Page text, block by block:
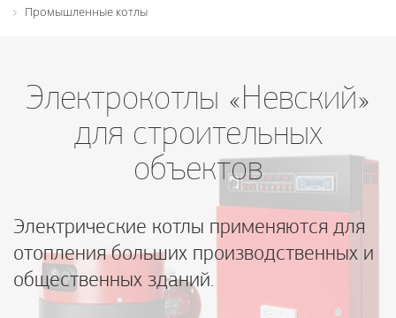
Промышленные котлы
Электрокотлы «Невский»
для строительных
объектов
Электрические котлы применяются для
отопления больших производственных и
общественных зданий.